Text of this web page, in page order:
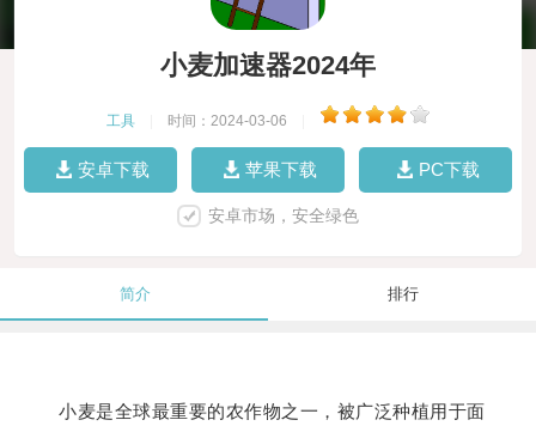
小麦加速器2024年
工具 时间：2024-03-06
安卓下载 苹果下载 PC下载
安卓市场，安全绿色
简介 排行
小麦是全球最重要的农作物之一，被广泛种植用于面